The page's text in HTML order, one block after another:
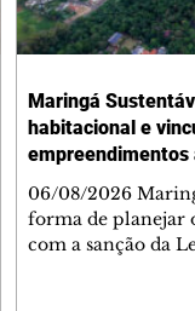
Maringá
habitacional e
empreendimentos
cidade
06/08/2026
forma de planejar
com a sanção da